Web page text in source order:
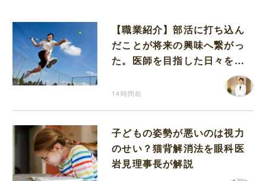
【職業紹介】部活に打ち込ん
だことが将来の興味へ繋がっ
た。医師を目指した日々を振
14時間前
子どもの姿勢が悪いのは視力
のせい？猫背解消法を眼科医
岩見理事長が解説